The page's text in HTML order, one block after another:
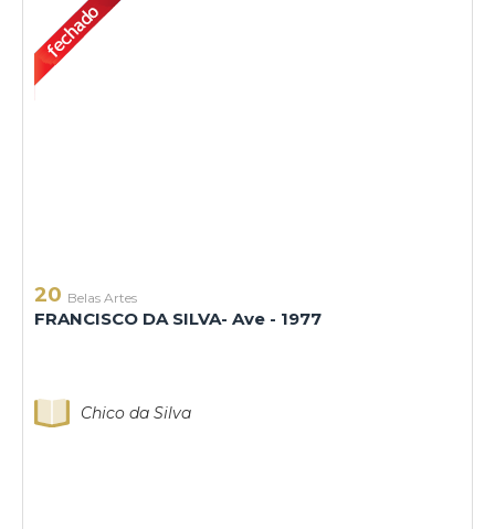
20 Belas Artes
FRANCISCO DA SILVA- Ave - 1977
Chico da Silva